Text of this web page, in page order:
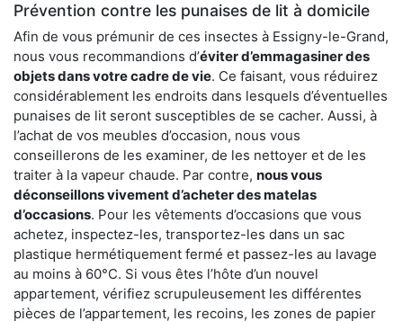
Prévention contre les punaises de lit à domicile
Afin de vous prémunir de ces insectes à Essigny-le-Grand,
nous vous recommandions d’éviter d’emmagasiner des
objets dans votre cadre de vie. Ce faisant, vous réduirez
considérablement les endroits dans lesquels d’éventuelles
punaises de lit seront susceptibles de se cacher. Aussi, à
l’achat de vos meubles d’occasion, nous vous
conseillerons de les examiner, de les nettoyer et de les
traiter à la vapeur chaude. Par contre, nous vous
déconseillons vivement d’acheter des matelas
d’occasions. Pour les vêtements d’occasions que vous
achetez, inspectez-les, transportez-les dans un sac
plastique hermétiquement fermé et passez-les au lavage
au moins à 60°C. Si vous êtes l’hôte d’un nouvel
appartement, vérifiez scrupuleusement les différentes
pièces de l’appartement, les recoins, les zones de papier